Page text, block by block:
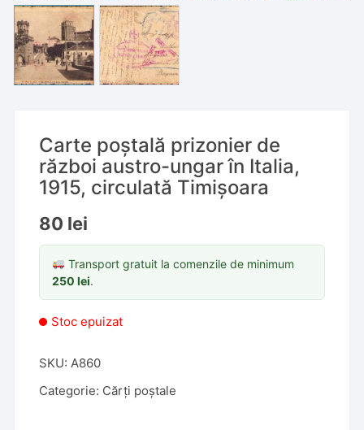
Carte poștală prizonier de
război austro-ungar în Italia,
1915, circulată Timișoara
80 lei
Transport gratuit la comenzile de minimum
250lei.
Stoc epuizat
SKU:A860
Categorie: Cărți poștale